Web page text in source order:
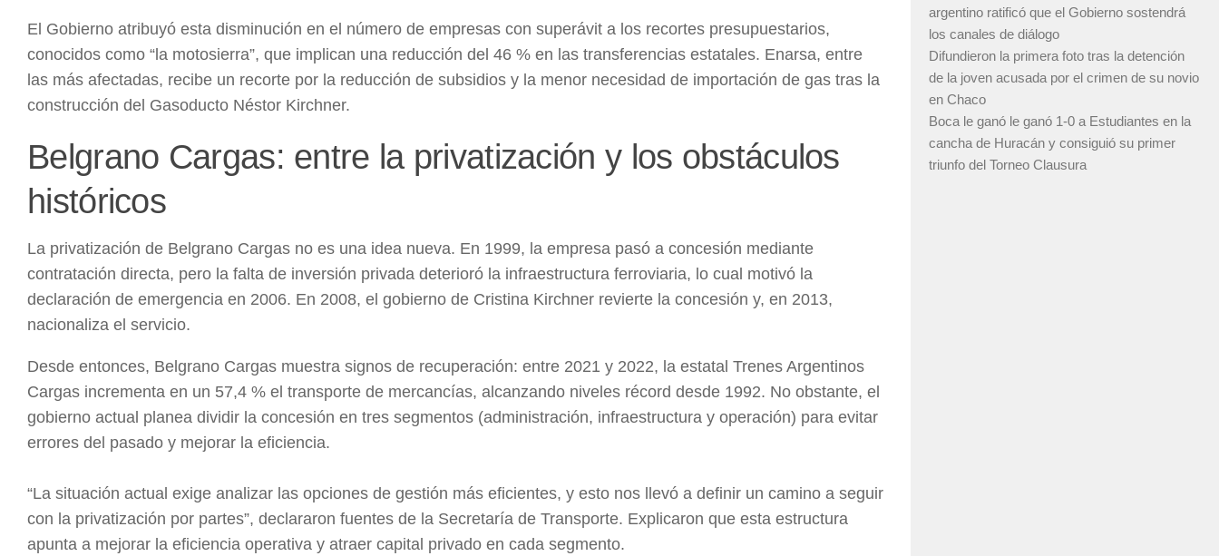
El Gobierno atribuyó esta disminución en el número de empresas con superávit a los recortes presupuestarios,
conocidos como “la motosierra”, que implican una reducción del 46 % en las transferencias estatales. Enarsa, entre
las más afectadas, recibe un recorte por la reducción de subsidios y la menor necesidad de importación de gas tras la
construcción del Gasoducto Néstor Kirchner.
Belgrano Cargas: entre la privatización y los obstáculos
históricos
La privatización de Belgrano Cargas no es una idea nueva. En 1999, la empresa pasó a concesión mediante
contratación directa, pero la falta de inversión privada deterioró la infraestructura ferroviaria, lo cual motivó la
declaración de emergencia en 2006. En 2008, el gobierno de Cristina Kirchner revierte la concesión y, en 2013,
nacionaliza el servicio.
Desde entonces, Belgrano Cargas muestra signos de recuperación: entre 2021 y 2022, la estatal Trenes Argentinos
Cargas incrementa en un 57,4 % el transporte de mercancías, alcanzando niveles récord desde 1992. No obstante, el
gobierno actual planea dividir la concesión en tres segmentos (administración, infraestructura y operación) para evitar
errores del pasado y mejorar la eficiencia.
“La situación actual exige analizar las opciones de gestión más eficientes, y esto nos llevó a definir un camino a seguir
con la privatización por partes”, declararon fuentes de la Secretaría de Transporte. Explicaron que esta estructura
apunta a mejorar la eficiencia operativa y atraer capital privado en cada segmento.
argentino ratificó que el Gobierno sostendrá
los canales de diálogo
Difundieron la primera foto tras la detención
de la joven acusada por el crimen de su novio
en Chaco
Boca le ganó le ganó 1-0 a Estudiantes en la
cancha de Huracán y consiguió su primer
triunfo del Torneo Clausura